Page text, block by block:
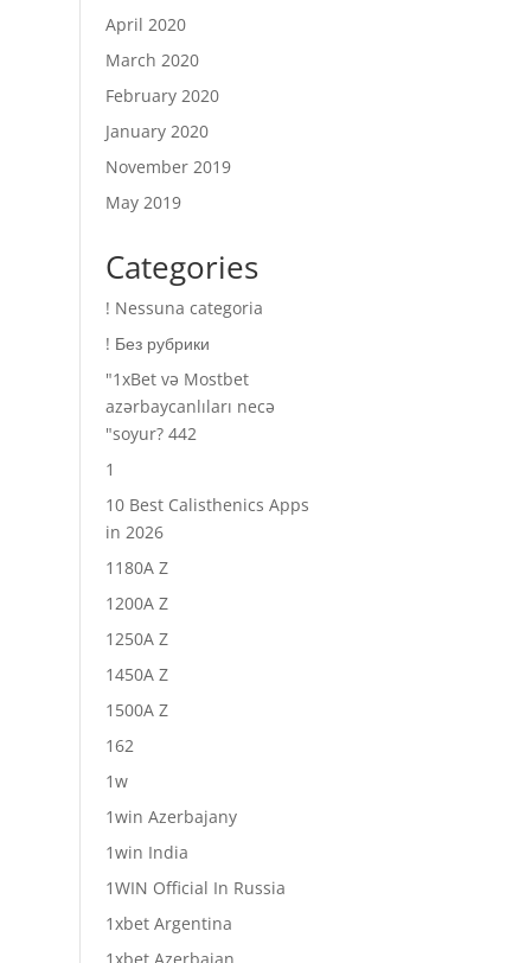
April 2020
March 2020
February 2020
January 2020
November 2019
May 2019
Categories
! Nessuna categoria
! Без рубрики
"1xBet və Mostbet
azərbaycanlıları necə
"soyur? 442
1
10 Best Calisthenics Apps
in 2026
1180A Z
1200A Z
1250A Z
1450A Z
1500A Z
162
1w
1win Azerbajany
1win India
1WIN Official In Russia
1xbet Argentina